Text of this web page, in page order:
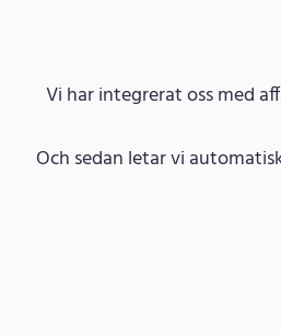
Vi har integrerat oss med
Och sedan letar vi